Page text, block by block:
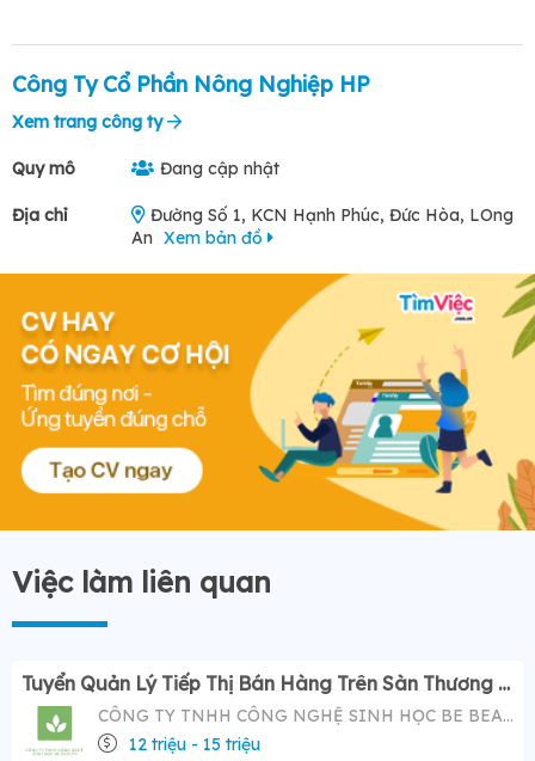
Công Ty Cổ Phần Nông Nghiệp HP
Xem trang công ty
Quy mô Đang cập nhật
Địa chỉ
Đường Số 1, KCN Hạnh Phúc, Đức Hòa, LOng
An Xem bản đồ
Việc làm liên quan
Tuyển Quản Lý Tiếp Thị Bán Hàng Trên Sàn Thương Mại Điện Tử ( Tiktok Shop)- Mức Lương Hấp Dẫn 12-20 Triệu
CÔNG TY TNHH CÔNG NGHỆ SINH HỌC BE BEAUTY
12 triệu - 15 triệu